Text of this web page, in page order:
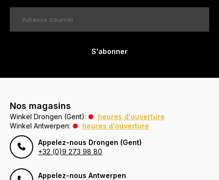
S'abonner
Nos magasins
Winkel Drongen (Gent):
heures d'ouverture
Winkel Antwerpen:
heures d'ouverture
Appelez-nous Drongen (Gent)
+32 (0)9 273 98 80
Appelez-nous Antwerpen